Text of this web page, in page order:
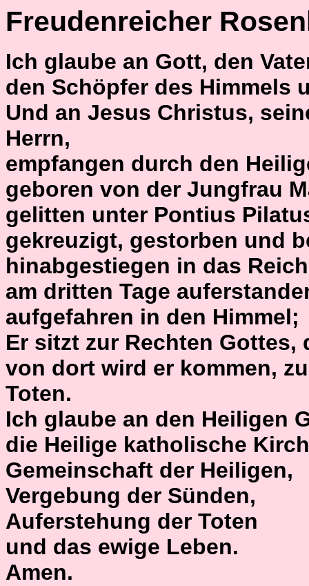
Freudenreicher
Ich glaube an Gott, den
den Schöpfer des Himmels
Und an Jesus Christus,
Herrn,
empfangen durch den
geboren von der Jungfrau
gelitten unter Pontius
gekreuzigt, gestorben und
hinabgestiegen in das
am dritten Tage
aufgefahren in den Himmel;
Er sitzt zur Rechten Gottes,
von dort wird er kommen,
Toten.
Ich glaube an den Heiligen
die Heilige katholische
Gemeinschaft der Heiligen,
Vergebung der Sünden,
Auferstehung der Toten
und das ewige Leben.
Amen.